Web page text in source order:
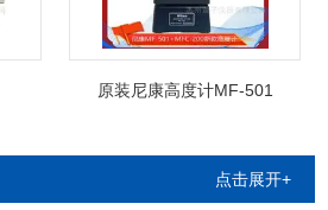
原装尼康高度计MF-501
点击展开+